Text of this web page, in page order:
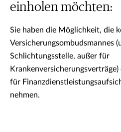
einholen möchten:
Sie haben die Möglichkeit, die
Versicherungsombudsmannes
Schlichtungsstelle, außer für
für
nehmen.